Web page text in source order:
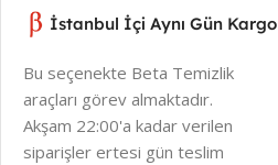
İstanbul İçi Aynı Gün Kargo
Bu seçenekte Beta Temizlik
araçları görev almaktadır.
Akşam 22:00'a kadar verilen
siparişler ertesi gün teslim